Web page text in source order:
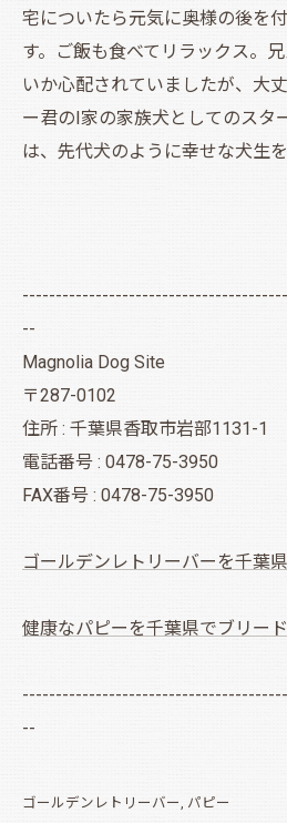
宅についたら元気に奥様の後を
す。ご飯も食べてリラックス。
いか心配されていましたが、大
ー君のI家の家族犬としてのスタ
は、先代犬のように幸せな犬生を
--
Magnolia Dog Site
〒287-0102
住所 : 千葉県香取市岩部1131-1
電話番号 : 0478-75-3950
FAX番号 : 0478-75-3950
ゴールデンレトリーバーを千葉
健康なパピーを千葉県でブリード
--
ゴールデンレトリーバー パピー